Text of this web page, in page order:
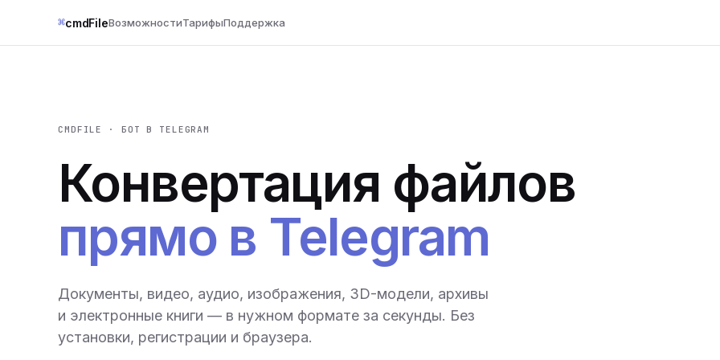
⌘cmdFileВозможностиТарифыПоддержка
CMDFILE · БОТ В TELEGRAM
Конвертация файлов
прямо в Telegram
Документы, видео, аудио, изображения, 3D-модели, архивы
и электронные книги — в нужном формате за секунды. Без
установки, регистрации и браузера.